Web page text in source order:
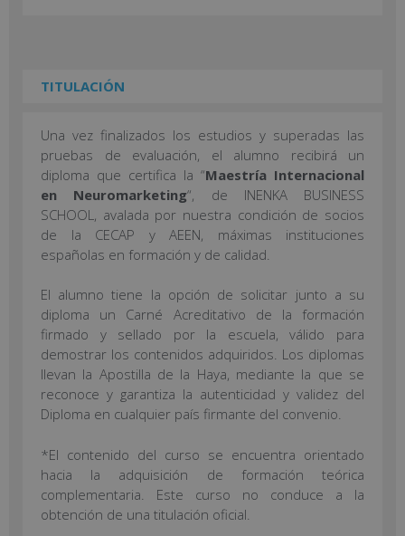
TITULACIÓN
Una vez finalizados los estudios y superadas las
pruebas de evaluación, el alumno recibirá un
diploma que certifica la “Maestría Internacional
en Neuromarketing“, de INENKA BUSINESS
SCHOOL, avalada por nuestra condición de socios
de la CECAP y AEEN, máximas instituciones
españolas en formación y de calidad.
El alumno tiene la opción de solicitar junto a su
diploma un Carné Acreditativo de la formación
firmado y sellado por la escuela, válido para
demostrar los contenidos adquiridos. Los diplomas
llevan la Apostilla de la Haya, mediante la que se
reconoce y garantiza la autenticidad y validez del
Diploma en cualquier país firmante del convenio.
*El contenido del curso se encuentra orientado
hacia la adquisición de formación teórica
complementaria. Este curso no conduce a la
obtención de una titulación oficial.